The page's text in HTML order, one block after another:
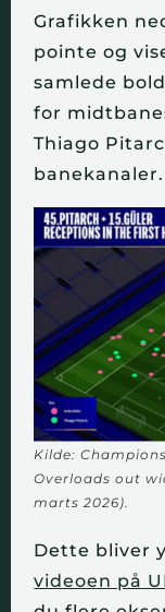
Grafikken
pointe og
samlede
for
Thiago
banekanaler.
Kilde:
Overloads out
marts 2026).
Dette bliver
videoen på